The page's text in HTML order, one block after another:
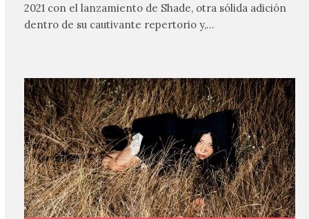
2021 con el lanzamiento de Shade, otra sólida adición
dentro de su cautivante repertorio y,…